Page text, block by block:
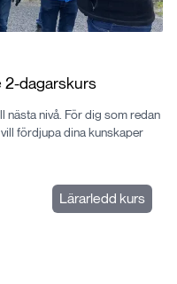
2-dagarskurs
nästa nivå. För dig som redan
fördjupa dina kunskaper
Lärarledd kurs